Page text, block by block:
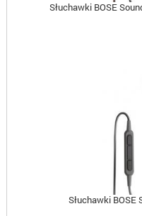
Słuchawki BOSE
Słuchawki BOSE